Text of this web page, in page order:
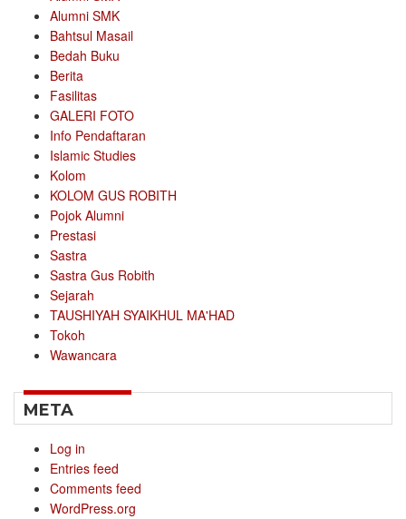
Alumni SMK
Bahtsul Masail
Bedah Buku
Berita
Fasilitas
GALERI FOTO
Info Pendaftaran
Islamic Studies
Kolom
KOLOM GUS ROBITH
Pojok Alumni
Prestasi
Sastra
Sastra Gus Robith
Sejarah
TAUSHIYAH SYAIKHUL MA'HAD
Tokoh
Wawancara
META
Log in
Entries feed
Comments feed
WordPress.org